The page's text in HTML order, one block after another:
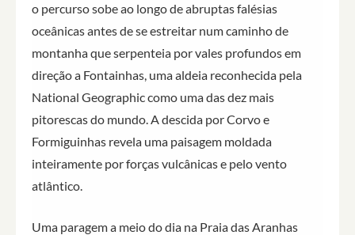
o percurso sobe ao longo de abruptas falésias
oceânicas antes de se estreitar num caminho de
montanha que serpenteia por vales profundos em
direção a Fontainhas, uma aldeia reconhecida pela
National Geographic como uma das dez mais
pitorescas do mundo. A descida por Corvo e
Formiguinhas revela uma paisagem moldada
inteiramente por forças vulcânicas e pelo vento
atlântico.
Uma paragem a meio do dia na Praia das Aranhas